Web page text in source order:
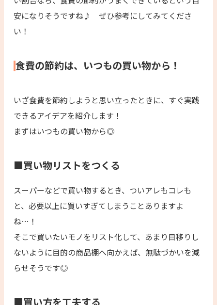
安になりそうですね♪ ぜひ参考にしてみてくださ
い！
食費の節約は、いつもの買い物から！
いざ食費を節約しようと思い立ったときに、すぐ実践
できるアイデアを紹介します！
まずはいつもの買い物から◎
■買い物リストをつくる
スーパーなどで買い物するとき、ついアレもコレも
と、必要以上に買いすぎてしまうことありますよ
ね…！
そこで買いたいモノをリスト化して、あまり目移りし
ないように目的の商品棚へ向かえば、無駄づかいを減
らせそうです◎
■買い方を工夫する